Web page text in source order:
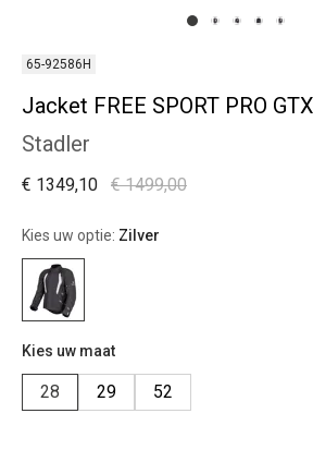
65-92586H
Jacket FREE SPORT PRO GTX
Stadler
€ 1499,00
€ 1349,10
Kies uw optie: Zilver
Kies uw maat
28 29 52